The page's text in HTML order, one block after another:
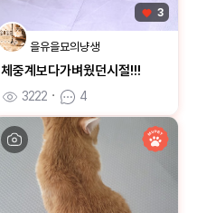
3
을유을묘의냥생
체중계보다가벼웠던시절!!!
3222 ㆍ 4